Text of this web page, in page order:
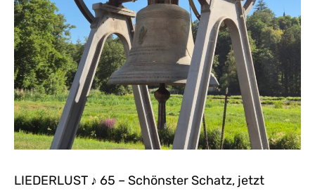
LIEDERLUST ♪ 65 – Schönster Schatz, jetzt